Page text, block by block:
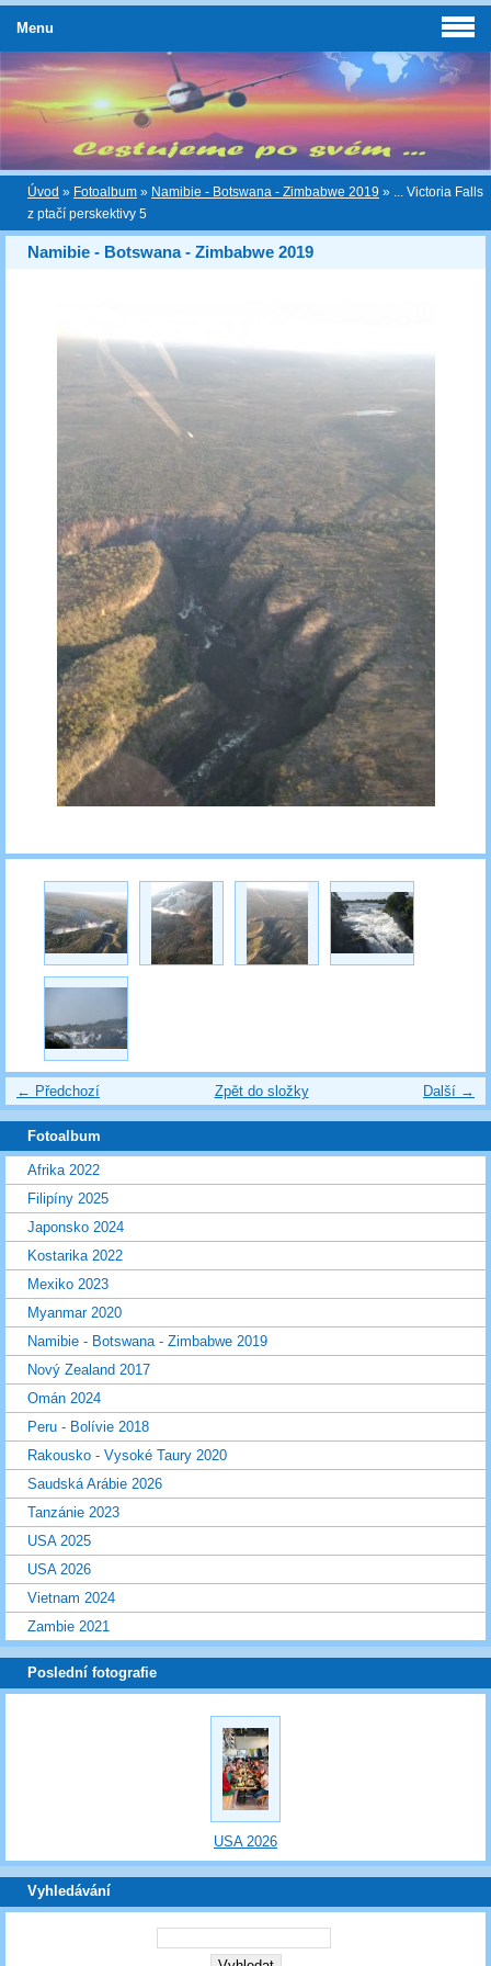
Úvod » Fotoalbum » Namibie - Botswana - Zimbabwe 2019 »
... Victoria Falls
z ptačí perskektivy 5
Namibie - Botswana - Zimbabwe 2019
← Předchozí Další →
Zpět do složky
Menu
Fotoalbum
Afrika 2022
Filipíny 2025
Japonsko 2024
Kostarika 2022
Mexiko 2023
Myanmar 2020
Namibie - Botswana - Zimbabwe 2019
Nový Zealand 2017
Omán 2024
Peru - Bolívie 2018
Rakousko - Vysoké Taury 2020
Saudská Arábie 2026
Tanzánie 2023
USA 2025
USA 2026
Vietnam 2024
Zambie 2021
Poslední fotografie
USA 2026
Vyhledávání